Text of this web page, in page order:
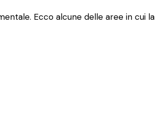
Ecco alcune delle aree in cui la